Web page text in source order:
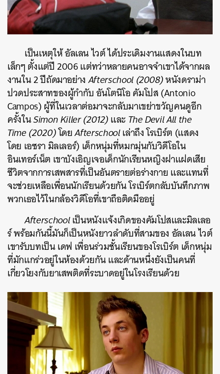
เป็นเหตุให้ อัลเลน ไวต์ ได้ประเดิมงานแสดงในบท
เล็กๆ ตั้งแต่ปี 2006 แต่ทว่าหลายคนอาจจำเขาได้จากผล
งานใน 2 ปีถัดมาอย่างAfterschool (2008)หนังดราม่า
ปวดประสาทของผู้กำกับ อันโตนิโอ คัมโปส (Antonio
Campos) ผู้ที่ในเวลาต่อมาจะกลับมาเขย่าขวัญคนดูอีก
ครั้งในSimon Killer (2012)และ The Devil All the
Time (2020)โดยAfterschoolเล่าถึง โรเบิร์ต (แสดง
โดย เอซรา มิลเลอร์) เด็กหนุ่มที่หมกมุ่นกับวิดีโอใน
อินเทอร์เน็ต เขาบังเอิญเจอเด็กนักเรียนหญิงฝาแฝดเสีย
ชีวิตจากการเสพสารที่เป็นอันตรายต่อร่างกาย และแทนที่
จะช่วยเหลือเพื่อนนักเรียนด้วยกัน โรเบิร์ตกลับบันทึกภาพ
พวกเธอไว้ในกล้องวิดีโอที่เขาถือติดมืออยู่
Afterschoolเป็นหนังแจ้งเกิดของคัมโปสและมิลเลอ
ร์ พร้อมกันนี้มันก็เป็นหนังยาวลำดับที่สามของ อัลเลน ไวต์
เขารับบทเป็น เดฟ เพื่อนร่วมชั้นเรียนของโรเบิร์ต เด็กหนุ่ม
ที่มักแกร่วอยู่ในห้องด้วยกัน และด้านหนึ่งยังเป็นคนที่
เกี่ยวโยงกับยาเสพติดที่ระบาดอยู่ในโรงเรียนด้วย